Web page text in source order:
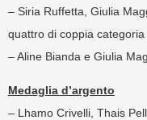
– Siria Ruffetta, Giulia
quattro di coppia categoria
– Aline Bianda e Giulia
Medaglia d’argento
– Lhamo Crivelli, Thais